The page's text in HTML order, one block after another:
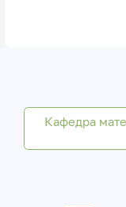
Кафедра